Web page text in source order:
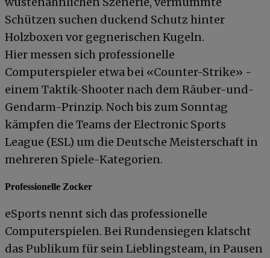
Schützen suchen duckend Schutz hinter
Holzboxen vor gegnerischen Kugeln.
Hier messen sich professionelle
Computerspieler etwa bei «Counter-Strike» -
einem Taktik-Shooter nach dem Räuber-und-
Gendarm-Prinzip. Noch bis zum Sonntag
kämpfen die Teams der Electronic Sports
League (ESL) um die Deutsche Meisterschaft in
mehreren Spiele-Kategorien.
Professionelle Zocker
eSports nennt sich das professionelle
Computerspielen. Bei Rundensiegen klatscht
das Publikum für sein Lieblingsteam, in Pausen